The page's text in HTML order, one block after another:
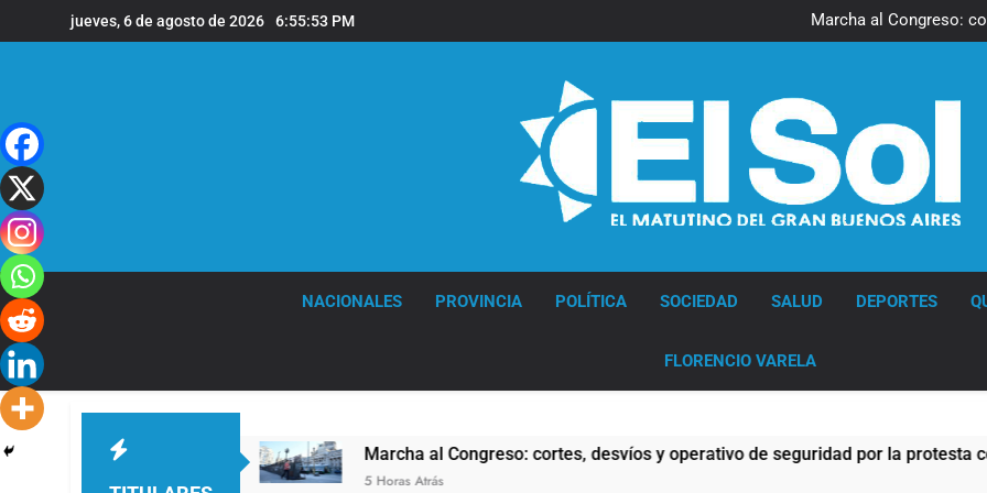
al
jueves, 6 de agosto de 2026 6:55:54 PM
Marcha al Congreso:
Tormentas severas y fuertes
Marcha al Congreso:
Tormentas severas y
Senado debate el
NACIONALES PROVINCIA POLÍTICA SOCIEDAD SALUD DEPORTES
FLORENCIO VARELA
No Mienten» Marcha al Congreso: cortes, desvíos y operativo de seguridad por la protesta contra
5 Horas Atrás